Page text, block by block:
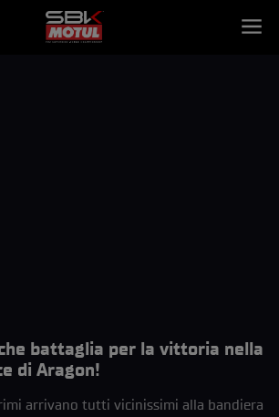
che battaglia per la vittoria nella
di Aragon!
arrivano tutti vicinissimi alla bandiera